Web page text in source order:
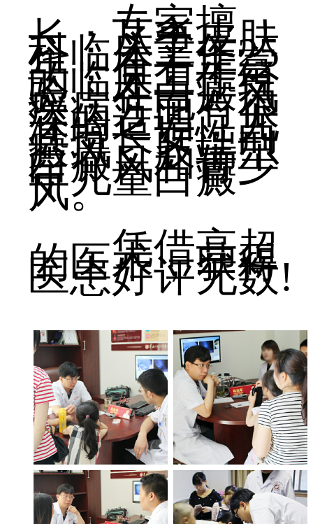
专家擅
长：从事皮肤
科临床工作25
年，有着丰富
的临床工作经
验，在白癜风
疾病方面有很
深的造诣，尤
其擅长女性白
癜风、肢端型
白癜风和青少
年儿童白癜
风。
凭借高超
的医术，获得
医患好评无数!